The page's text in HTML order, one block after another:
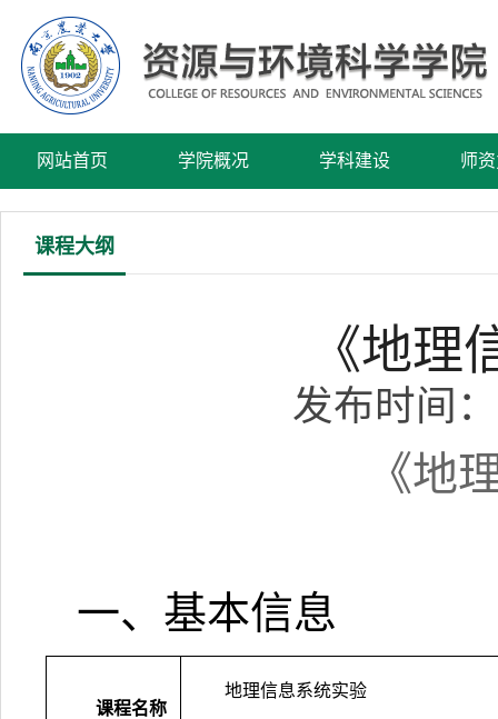
网站首页 学院概况 学科建设 师
课程大纲
《地
发布时间
《地
一、基本信息
课程名称
地理信息系统实验